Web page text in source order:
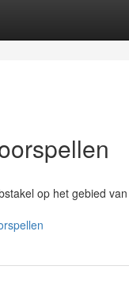
op het gebied van